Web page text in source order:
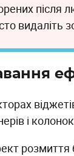
після
видаліть
і
розмиття